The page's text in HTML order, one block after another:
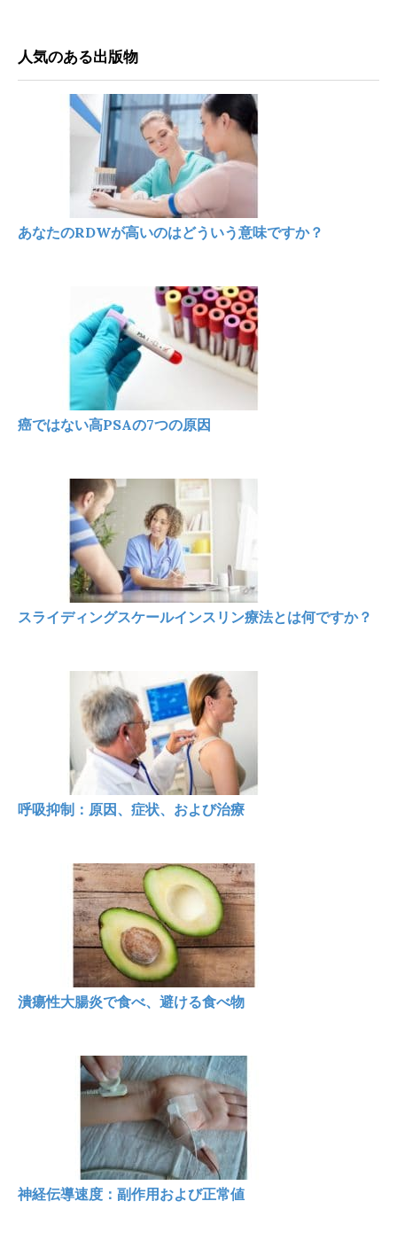
人気のある出版物
あなたのRDWが高いのはどういう意味ですか？
癌ではない高PSAの7つの原因
スライディングスケールインスリン療法とは何ですか？
呼吸抑制：原因、症状、および治療
潰瘍性大腸炎で食べ、避ける食べ物
神経伝導速度：副作用および正常値